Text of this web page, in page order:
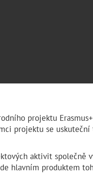
projektu
projektu se
aktivit společně
hlavním produktem